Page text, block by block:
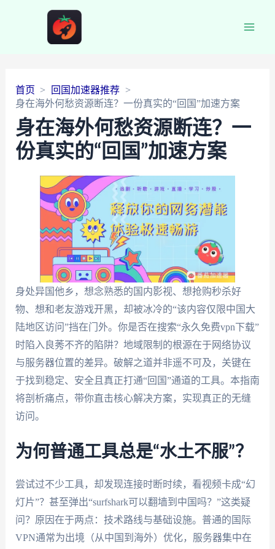
首页
回国加速器推荐
身在海外何愁资源断连？一份真实的“回国”加速方案
身在海外何愁资源断连？一
份真实的“回国”加速方案
身处异国他乡，想念熟悉的国内影视、想抢购秒杀好
物、想和老友游戏开黑，却被冰冷的“该内容仅限中国大
陆地区访问”挡在门外。你是否在搜索“永久免费vpn下载”
时陷入良莠不齐的陷阱？地域限制的根源在于网络协议
与服务器位置的差异。破解之道并非遥不可及，关键在
于找到稳定、安全且真正打通“回国”通道的工具。本指南
将剖析痛点，带你直击核心解决方案，实现真正的无缝
访问。
为何普通工具总是“水土不服”？
尝试过不少工具，却发现连接时断时续，看视频卡成“幻
灯片”？甚至弹出“surfshark可以翻墙到中国吗？”这类疑
问？原因在于两点：技术路线与基础设施。普通的国际
VPN通常为出境（从中国到海外）优化，服务器集中在